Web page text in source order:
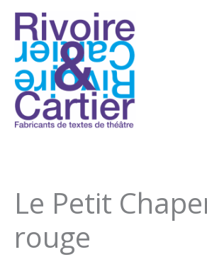
Aller
contenu
Le Petit
rouge